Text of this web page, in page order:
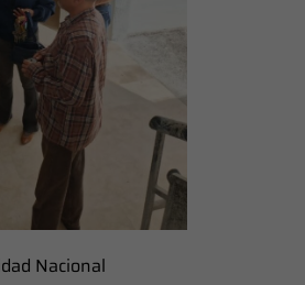
Nacional